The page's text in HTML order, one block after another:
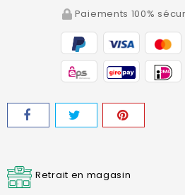
Paiements 100%
Retrait en magasin